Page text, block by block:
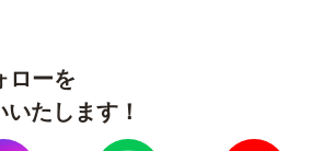
ローを
たします！